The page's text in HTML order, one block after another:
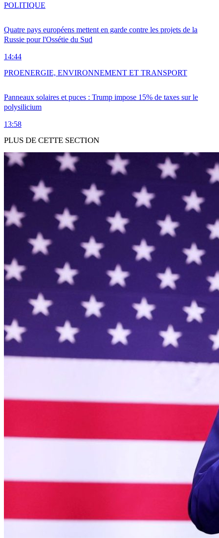
Quatre pays européens mettent en garde contre les projets de la
Russie pour l'Ossétie du Sud
14:44
POLITIQUE
Panneaux solaires et puces : Trump impose 15% de taxes sur le
polysilicium
13:58
PROENERGIE, ENVIRONNEMENT ET TRANSPORT
PLUS DE CETTE SECTION